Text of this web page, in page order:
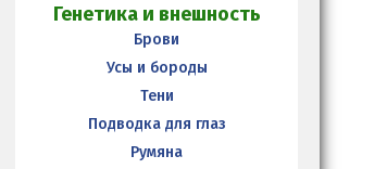
Генетика и внешность
Брови
Усы и бороды
Тени
Подводка для глаз
Румяна